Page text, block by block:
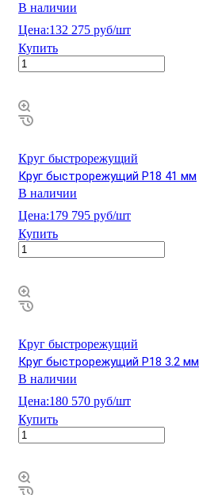
В наличии
Цена:132 275 руб/шт
Купить
Круг быстрорежущий
Круг быстрорежущий Р18 41 мм
В наличии
Цена:179 795 руб/шт
Купить
Круг быстрорежущий
Круг быстрорежущий Р18 3.2 мм
В наличии
Цена:180 570 руб/шт
Купить